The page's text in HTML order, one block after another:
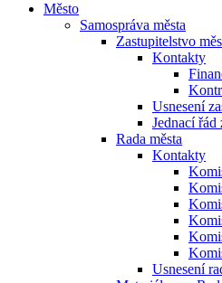
Město
Samospráva města
Zastupitelstvo
Kontakty
Usnesení
Jednací řád
Rada města
Kontakty
Usnesení